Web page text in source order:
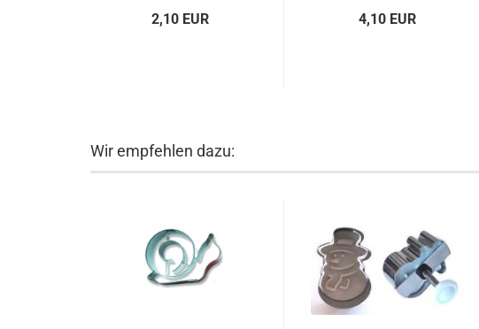
2,10 EUR 4,10 EUR
Wir empfehlen dazu: